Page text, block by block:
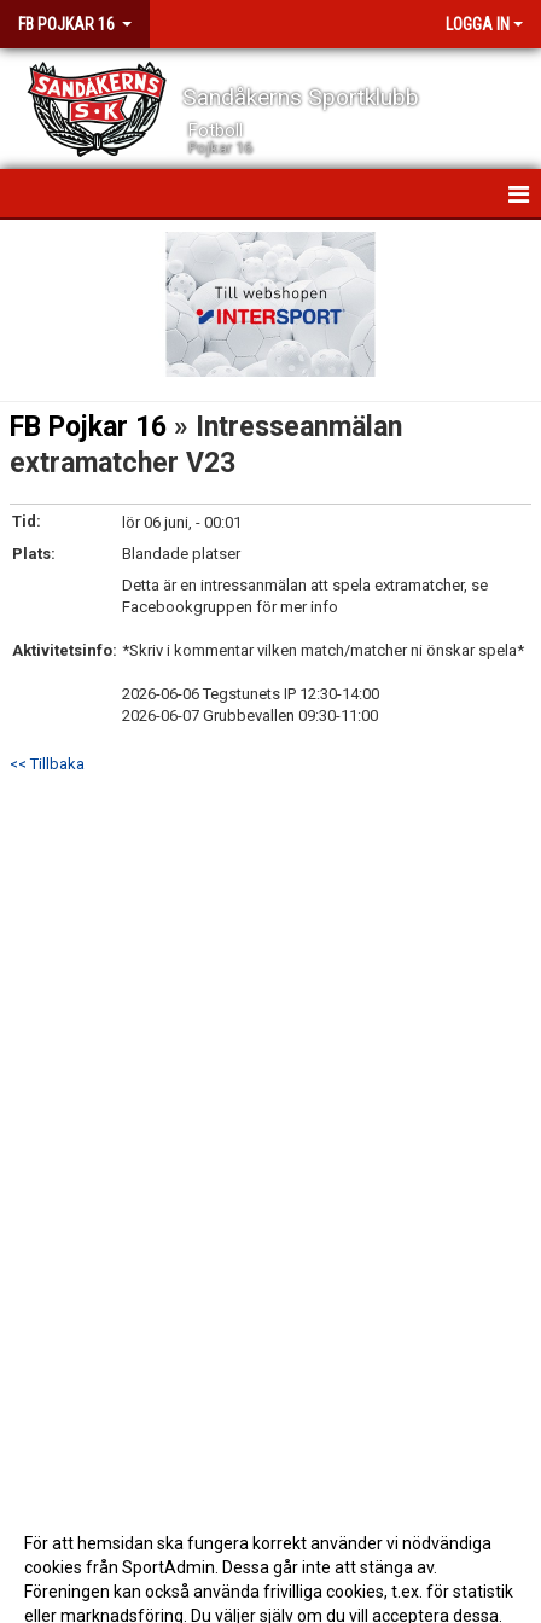
FB POJKAR 16 LOGGA IN
Sandåkerns Sportklubb
Fotboll
Pojkar 16
TRUPPEN
DOKUMENT
KONTAKT
FB Pojkar 16 » Intresseanmälan
extramatcher V23
Tid:
lör 06 juni, - 00:01
Plats:
Blandade platser
Aktivitetsinfo:
Detta är en intressanmälan att spela extramatcher, se
Facebookgruppen för mer info
*Skriv i kommentar vilken match/matcher ni önskar spela*
2026-06-06 Tegstunets IP 12:30-14:00
2026-06-07 Grubbevallen 09:30-11:00
<< Tillbaka
För att hemsidan ska fungera korrekt använder vi nödvändiga
cookies från SportAdmin. Dessa går inte att stänga av.
Föreningen kan också använda frivilliga cookies, t.ex. för statistik
eller marknadsföring. Du väljer själv om du vill acceptera dessa.